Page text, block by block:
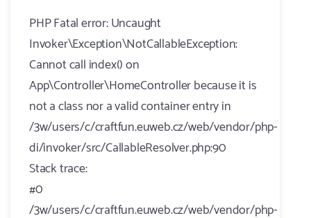
PHP Fatal error: Uncaught
Invoker\Exception\NotCallableException:
Cannot call index() on
App\Controller\HomeController because it is
not a class nor a valid container entry in
/3w/users/c/craftfun.euweb.cz/web/vendor/php-
di/invoker/src/CallableResolver.php:90
Stack trace:
#0
/3w/users/c/craftfun.euweb.cz/web/vendor/php-